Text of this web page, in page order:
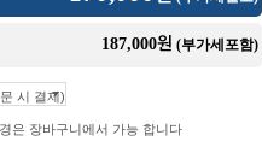
187,000원 (부가세포함)
은 장바구니에서 가능 합니다